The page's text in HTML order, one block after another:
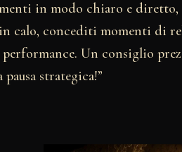
in modo chiaro e diretto,
in calo, concediti momenti di
Un consiglio
strategica!”